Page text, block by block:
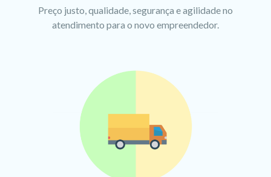
Preço justo, qualidade, segurança e agilidade no
atendimento para o novo empreendedor.